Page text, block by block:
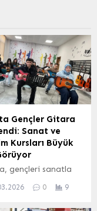
Gençler Gitara
Sanat ve
Kursları Büyük
gençleri sanatla
destekleme
0 9